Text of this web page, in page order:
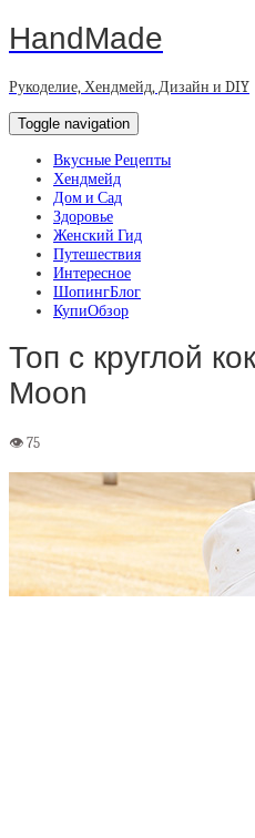
HandMade
Рукоделие, Хендмейд, Дизайн и DIY
Toggle navigation
Вкусные Рецепты
Хендмейд
Дом и Сад
Здоровье
Женский Гид
Путешествия
Интересное
ШопингБлог
КупиОбзор
Топ с круглой
Moon